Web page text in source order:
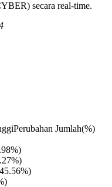
dan komoditas
secara real-time.
Perubahan Jumlah(%)
%)
%)
%)